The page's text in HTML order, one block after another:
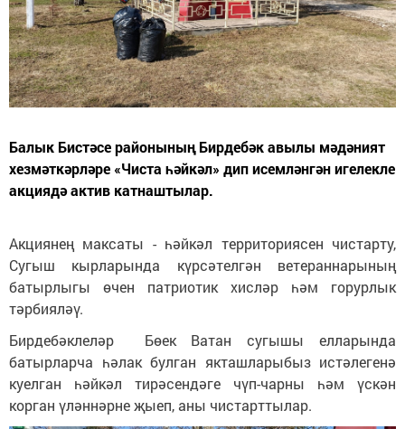
Балык Бистәсе районының Бирдебәк авылы мәдәният
хезмәткәрләре «Чиста һәйкәл» дип исемләнгән игелекле
акциядә актив катнаштылар.
Акциянең максаты - һәйкәл территориясен чистарту,
Сугыш кырларында күрсәтелгән ветераннарының
батырлыгы өчен патриотик хисләр һәм горурлык
тәрбияләү.
Бирдебәклеләр Бөек Ватан сугышы елларында
батырларча һәлак булган якташларыбыз истәлегенә
куелган һәйкәл тирәсендәге чүп-чарны һәм үскән
корган үләннәрне җыеп, аны чистарттылар.